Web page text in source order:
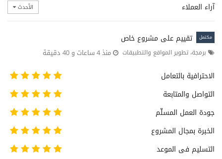
آراء العملاء الأحدث
مكتمل تقييم على مشروع خاص
برمجة، تطوير المواقع والتطبيقات منذ 4 ساعات و 40 دقيقة
الاحترافية بالتعامل
التواصل والمتابعة
جودة العمل المسلّم
الخبرة بمجال المشروع
التسليم فى الموعد